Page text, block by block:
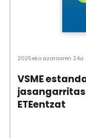
2025eko azaroaren 24a
VSME
ETEentzat